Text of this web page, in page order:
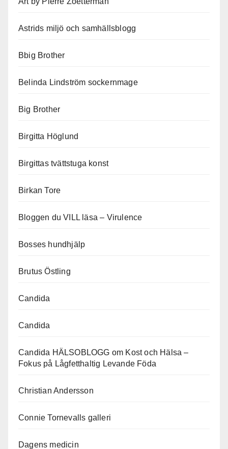
Astrids miljö och samhällsblogg
Bbig Brother
Belinda Lindström sockernmage
Big Brother
Birgitta Höglund
Birgittas tvättstuga konst
Birkan Tore
Bloggen du VILL läsa – Virulence
Bosses hundhjälp
Brutus Östling
Candida
Candida
Candida HÄLSOBLOGG om Kost och Hälsa –
Fokus på Lågfetthaltig Levande Föda
Christian Andersson
Connie Tornevalls galleri
Dagens medicin